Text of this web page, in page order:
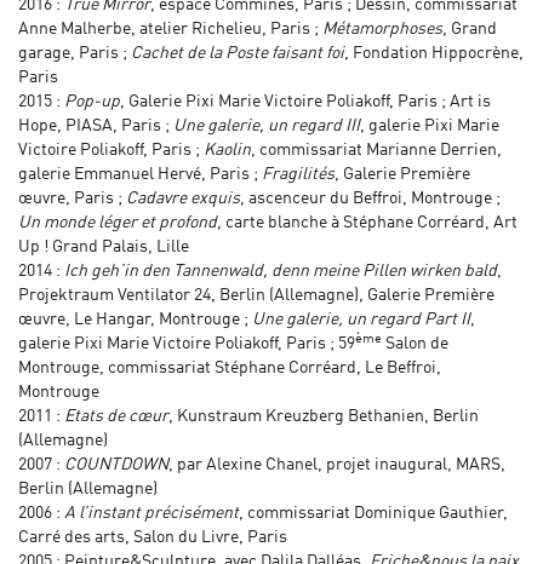
2016 : True Mirror, espace Commines, Paris ; Dessin, commissariat
Anne Malherbe, atelier Richelieu, Paris ; Métamorphoses, Grand
garage, Paris ; Cachet de la Poste faisant foi, Fondation Hippocrène,
Paris
2015 : Pop-up, Galerie Pixi Marie Victoire Poliakoff, Paris ; Art is
Hope, PIASA, Paris ; Une galerie, un regard III, galerie Pixi Marie
Victoire Poliakoff, Paris ; Kaolin, commissariat Marianne Derrien,
galerie Emmanuel Hervé, Paris ; Fragilités, Galerie Première
œuvre, Paris ; Cadavre exquis, ascenceur du Beffroi, Montrouge ;
Un monde léger et profond, carte blanche à Stéphane Corréard, Art
Up ! Grand Palais, Lille
2014 : Ich geh’in den Tannenwald, denn meine Pillen wirken bald,
Projektraum Ventilator 24, Berlin (Allemagne), Galerie Première
œuvre, Le Hangar, Montrouge ; Une galerie, un regard Part II,
galerie Pixi Marie Victoire Poliakoff, Paris ; 59ème Salon de
Montrouge, commissariat Stéphane Corréard, Le Beffroi,
Montrouge
2011 : Etats de cœur, Kunstraum Kreuzberg Bethanien, Berlin
(Allemagne)
2007 : COUNTDOWN, par Alexine Chanel, projet inaugural, MARS,
Berlin (Allemagne)
2006 : A l’instant précisément, commissariat Dominique Gauthier,
Carré des arts, Salon du Livre, Paris